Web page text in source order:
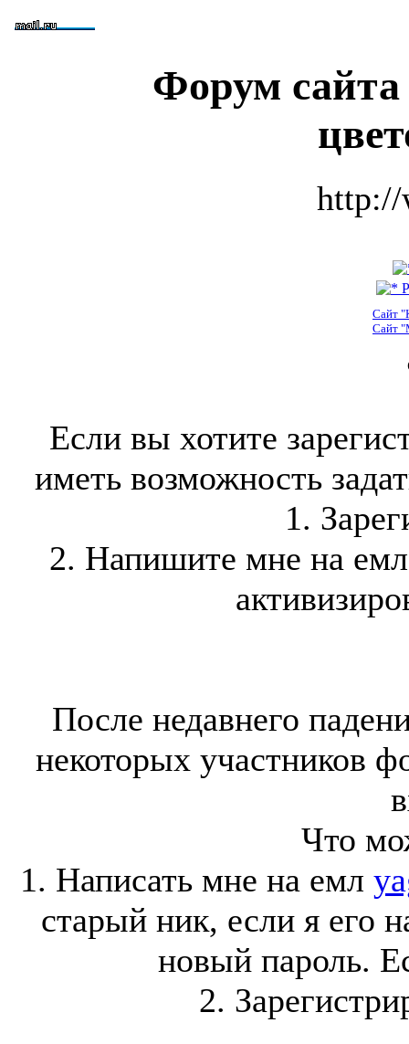
Форум
Сайт
Сайт
Если вы хотите
иметь возможность
1.
2. Напишите мне на
После недавнего
некоторых участников
Что
1. Написать мне на емл
старый ник, если я его
новый пароль.
2.